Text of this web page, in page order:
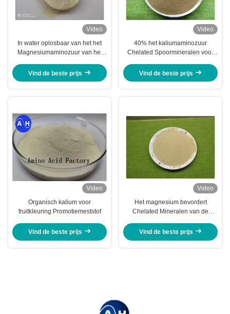
Video
In water oplosbaar van het het
Magnesiumaminozuur van het
Chelaatpoeder
Vind de beste prijs
Video
40% het kaliumaminozuur
Chelated Spoormineralen voor
Vind de beste prijs
Video
Organisch kalium voor
fruitkleuring Promotiemeststof
Vind de beste prijs
Video
Het magnesium bevordert
Chelated Mineralen van de
Blad Organische Meststof
Vind de beste prijs